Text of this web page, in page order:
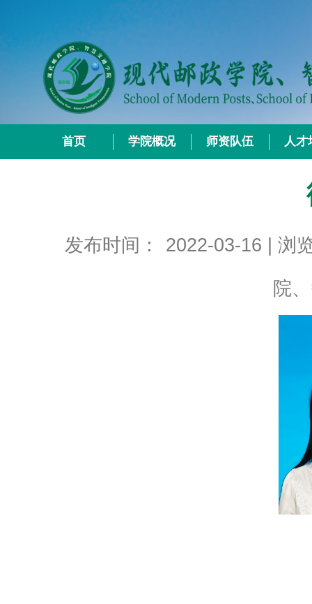
首页 学院概况 师资队伍 人才
发布时间： 2022-03-16 | 浏
院